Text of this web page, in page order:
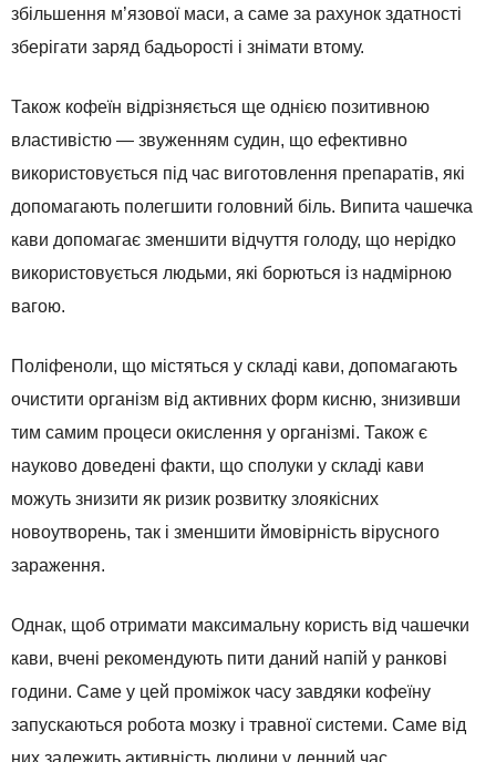
збільшення м’язової маси, а саме за рахунок здатності
зберігати заряд бадьорості і знімати втому.
Також кофеїн відрізняється ще однією позитивною
властивістю — звуженням судин, що ефективно
використовується під час виготовлення препаратів, які
допомагають полегшити головний біль. Випита чашечка
кави допомагає зменшити відчуття голоду, що нерідко
використовується людьми, які борються із надмірною
вагою.
Поліфеноли, що містяться у складі кави, допомагають
очистити організм від активних форм кисню, знизивши
тим самим процеси окислення у організмі. Також є
науково доведені факти, що сполуки у складі кави
можуть знизити як ризик розвитку злоякісних
новоутворень, так і зменшити ймовірність вірусного
зараження.
Однак, щоб отримати максимальну користь від чашечки
кави, вчені рекомендують пити даний напій у ранкові
години. Саме у цей проміжок часу завдяки кофеїну
запускаються робота мозку і травної системи. Саме від
них залежить активність людини у денний час.